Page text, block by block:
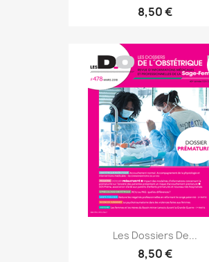
8,50 €
Les Dossiers De...
8,50 €